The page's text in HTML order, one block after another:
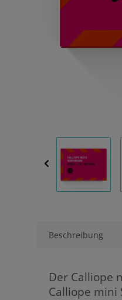
Beschreibung
Der Calliope
Calliope mini